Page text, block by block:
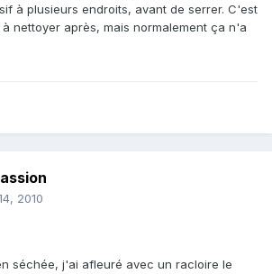
à plusieurs endroits, avant de serrer. C'est
nettoyer après, mais normalement ça n'a
2010
séchée, j'ai afleuré avec un racloire le